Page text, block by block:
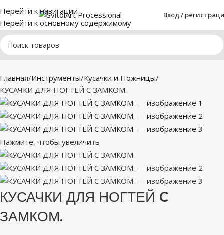
Перейти к навигации
Перейти к основному содержимому
Вход /
Главная Инструменты Кусачки и Ножницы
КУСАЧКИ ДЛЯ НОГТЕЙ C ЗАМКОМ.
Нажмите, чтобы увеличить
КУСАЧКИ ДЛЯ НОГТЕЙ C
ЗАМКОМ.